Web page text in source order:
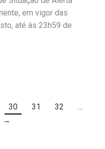
em vigor das
até às 23h59 de
30 31 32
…
→